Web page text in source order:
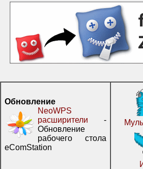
Обновление
NeoWPS
расширители -
Обновление
рабочего стола
eComStation